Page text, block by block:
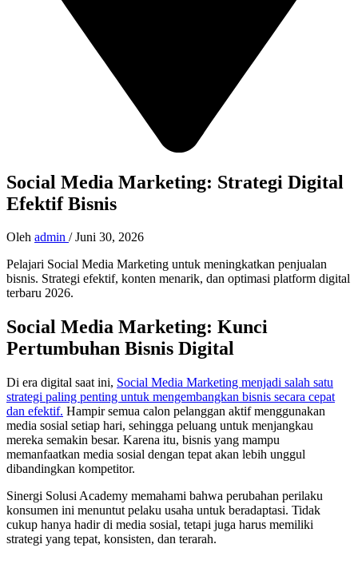
Social Media Marketing: Strategi Digital
Efektif Bisnis
Oleh admin /Juni 30, 2026
Pelajari Social Media Marketing untuk meningkatkan penjualan
bisnis. Strategi efektif, konten menarik, dan optimasi platform digital
terbaru 2026.
Social Media Marketing: Kunci
Pertumbuhan Bisnis Digital
Di era digital saat ini, Social Media Marketing menjadi salah satu
strategi paling penting untuk mengembangkan bisnis secara cepat
dan efektif. Hampir semua calon pelanggan aktif menggunakan
media sosial setiap hari, sehingga peluang untuk menjangkau
mereka semakin besar. Karena itu, bisnis yang mampu
memanfaatkan media sosial dengan tepat akan lebih unggul
dibandingkan kompetitor.
Sinergi Solusi Academy memahami bahwa perubahan perilaku
konsumen ini menuntut pelaku usaha untuk beradaptasi. Tidak
cukup hanya hadir di media sosial, tetapi juga harus memiliki
strategi yang tepat, konsisten, dan terarah.